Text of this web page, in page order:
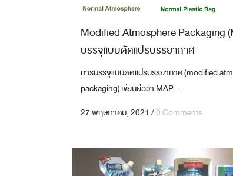
LAMINATED BAG / POUCH /
RETORT
RETORT
GRAVURE PRINT FOR LABEL
งานสิ่งพิมพ์บนฟิล์ม 8 สี
Modified Atmosphere Packaging
บรรจุแบบดัดแปรบรรยากาศ
การบรรจุแบบดัดแปรบรรยากาศ (modified
packaging) เขียนย่อว่า MAP...
27 พฤษภาคม, 2021 /0 Comments